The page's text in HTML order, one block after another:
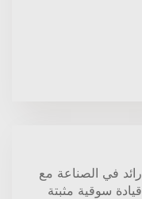
رائد في الصناعة مع
قيادة سوقية مثبتة